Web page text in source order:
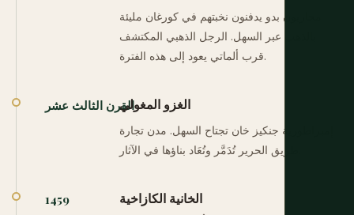
محاربون بدو يدفنون نخبتهم في كورغان مليئة
بالذهب عبر السهل. الرجل الذهبي المكتشف
قرب ألماتي يعود إلى هذه الفترة.
القرن الثالث عشرالغزو المغولي
إمبراطورية جنكيز خان تجتاح السهل. مدن تجارة
1459 الخانية الكازاخية